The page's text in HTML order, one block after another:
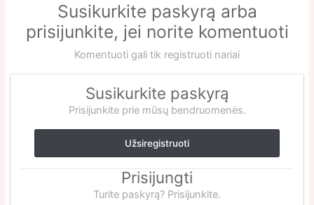
Susikurkite paskyrą arba
prisijunkite, jei norite komentuoti
Komentuoti gali tik registruoti nariai
Susikurkite paskyrą
Prisijunkite prie mūsų bendruomenės.
Užsiregistruoti
Prisijungti
Turite paskyrą? Prisijunkite.